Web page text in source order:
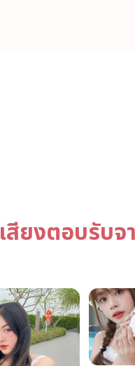
เสียงตอบรับจ